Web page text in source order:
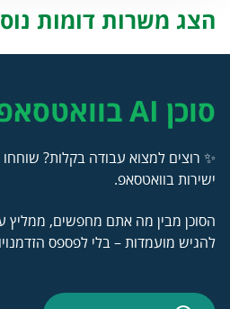
הצג משרות דומות
סוכן AI בוואטסאפ
✨ רוצים למצוא עבודה בקלות?
ישירות בוואטסאפ.
הסוכן מבין מה אתם מחפשים, ממליץ
להגיש מועמדות – בלי לפספס